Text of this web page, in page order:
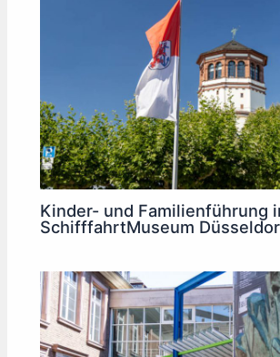
Kinder- und Familienführung
SchifffahrtMuseum